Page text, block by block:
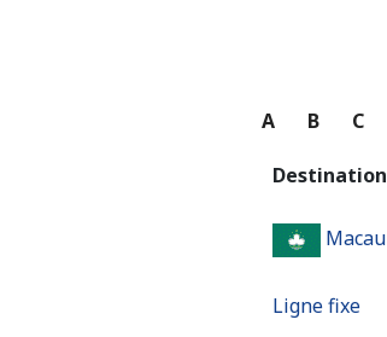
A B C
Destination
Macau
Ligne fixe